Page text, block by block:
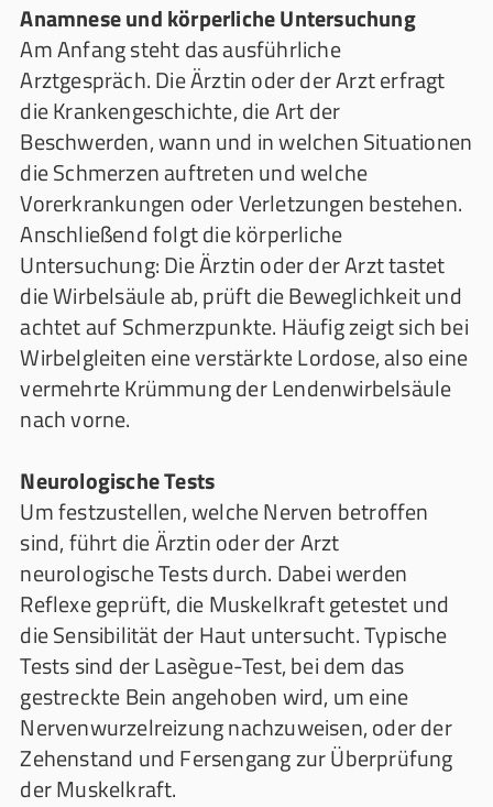
Anamnese und körperliche Untersuchung
Am Anfang steht das ausführliche
Arztgespräch. Die Ärztin oder der Arzt erfragt
die Krankengeschichte, die Art der
Beschwerden, wann und in welchen Situationen
die Schmerzen auftreten und welche
Vorerkrankungen oder Verletzungen bestehen.
Anschließend folgt die körperliche
Untersuchung: Die Ärztin oder der Arzt tastet
die Wirbelsäule ab, prüft die Beweglichkeit und
achtet auf Schmerzpunkte. Häufig zeigt sich bei
Wirbelgleiten eine verstärkte Lordose, also eine
vermehrte Krümmung der Lendenwirbelsäule
nach vorne.
Neurologische Tests
Um festzustellen, welche Nerven betroffen
sind, führt die Ärztin oder der Arzt
neurologische Tests durch. Dabei werden
Reflexe geprüft, die Muskelkraft getestet und
die Sensibilität der Haut untersucht. Typische
Tests sind der Lasègue-Test, bei dem das
gestreckte Bein angehoben wird, um eine
Nervenwurzelreizung nachzuweisen, oder der
Zehenstand und Fersengang zur Überprüfung
der Muskelkraft.